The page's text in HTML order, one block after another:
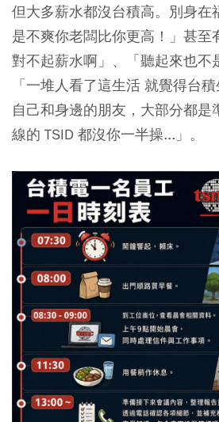
但大多薪水都沒台積高。別身在
是不爽你老闆比你更高！」甚至
對不起薪水啊」、「聽起來也不
「一堆人看了這生活 就覺得台
自己和身邊的朋友，大部分都是
線的 TSID 都沒你一半操...」。